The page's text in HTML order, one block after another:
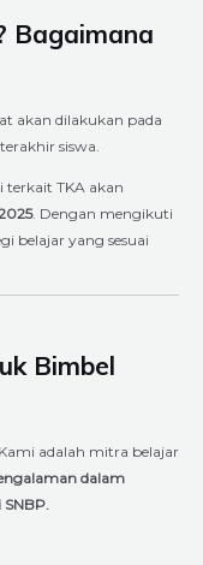
Bagaimana
akan dilakukan pada
siswa.
terkait TKA akan
. Dengan mengikuti
belajar yang sesuai
Bimbel
adalah mitra belajar
dalam